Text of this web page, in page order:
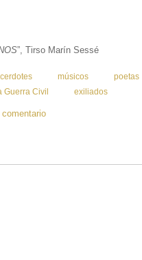
”, Tirso Marín Sessé
músicos poetas
Guerra Civil
exiliados